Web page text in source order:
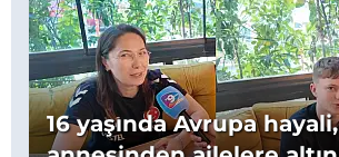
16 yaşında Avrupa hayali,